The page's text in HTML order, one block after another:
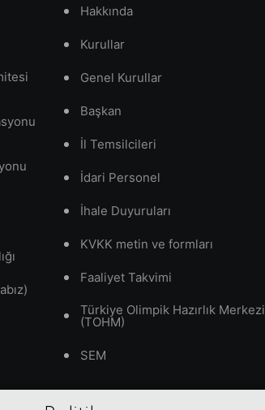
Hakkında
Kurullar
Genel Kurullar
Başkan
İl Temsilcileri
İdari Personel
İhale Duyuruları
KVKK metin ve formları
Faaliyet Takvimi
Türkiye Olimpik Hazırlık Merkezi
(TOHM)
SEM